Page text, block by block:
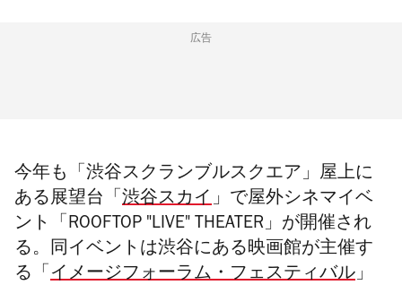
広告
今年も「渋谷スクランブルスクエア」屋上に
ある展望台「 渋谷スカイ」
で屋外シネマイベ
ント「ROOFTOP "LIVE" THEATER」が開催され
る。同イベントは渋谷にある映画館が主催す
る「 イメージフォーラム・フェスティバル」